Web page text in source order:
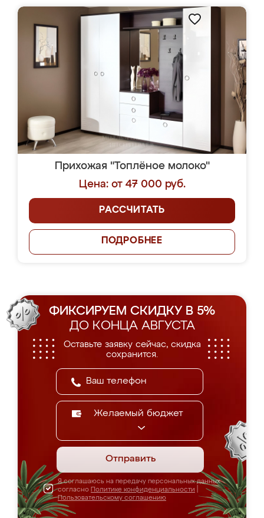
Прихожая "Топлёное молоко"
Цена: от 47 000 руб.
РАССЧИТАТЬ
ПОДРОБНЕЕ
ФИКСИРУЕМ СКИДКУ В 5%
ДО КОНЦА АВГУСТА
Оставьте заявку сейчас, скидка
сохранится.
Желаемый бюджет
Отправить
Я соглашаюсь на передачу персональных данных
согласно Политике конфиденциальности
Пользовательскому соглашению